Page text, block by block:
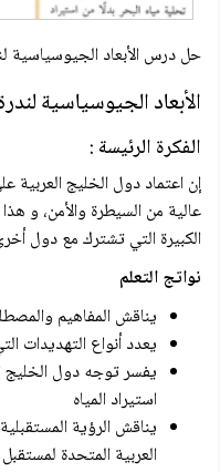
حل درس الأبعاد الجيوسياسية
الأبعاد الجيوسياسية
الفكرة الرئيسة :
إن اعتماد دول الخليج العربية
عالية من السيطرة والأمن، و
الكبيرة التي تشترك مع دول
نواتج التعلم
يناقش المفاهيم
يعدد أنواع التهديدات
يفسر توجه دول الخليج
استيراد المياه
يناقش الرؤية
العربية المتحدة لمستقبل